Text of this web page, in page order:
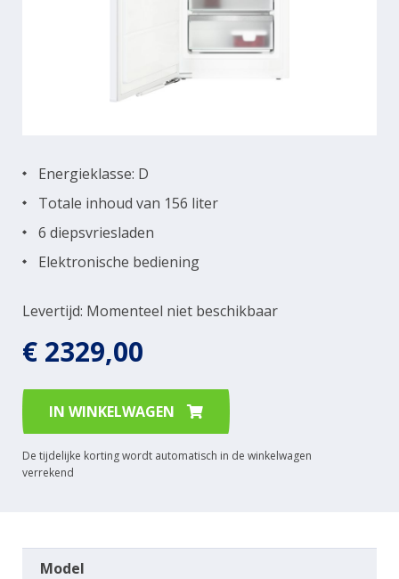
Levertijd: Momenteel niet beschikbaar
Energieklasse: D
Totale inhoud van 156 liter
6 diepsvriesladen
Elektronische bediening
€ 2329,00
IN WINKELWAGEN
De tijdelijke korting wordt automatisch in de winkelwagen
verrekend
Model